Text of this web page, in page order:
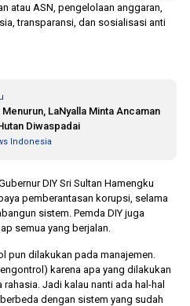
atau ASN, pengelolaan anggaran,
transparansi, dan sosialisasi anti
Menurun, LaNyalla Minta Ancaman
Diwaspadai
Indonesia
DIY Sri Sultan Hamengku
pemberantasan korupsi, selama
sistem. Pemda DIY juga
semua yang berjalan.
pun dilakukan pada manajemen.
karena apa yang dilakukan
Jadi kalau nanti ada hal-hal
dengan sistem yang sudah